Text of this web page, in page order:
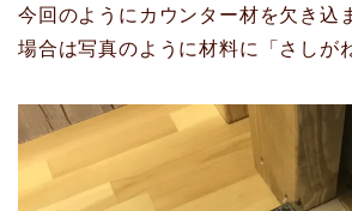
今回のようにカウンター材を欠き込
場合は写真のように材料に「さしが